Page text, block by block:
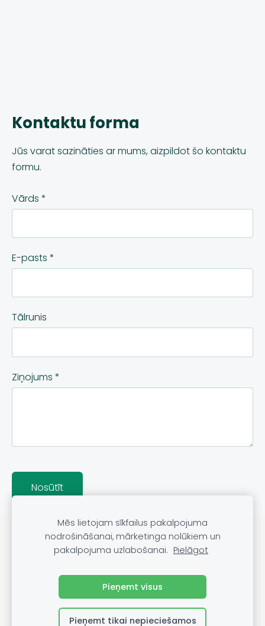
Kontaktu forma
Jūs varat sazināties ar mums, aizpildot šo kontaktu
formu.
Vārds *
E-pasts *
Tālrunis
Ziņojums *
Noteikumi
Kontakti
Sveču lietošanas noteikumi
Sīkdatnes
Mēs lietojam sīkfailus pakalpojuma
nodrošināšanai, mārketinga nolūkiem un
pakalpojuma uzlabošanai. Pielāgot
Pieņemt visus
Pieņemt tikai nepieciešamos